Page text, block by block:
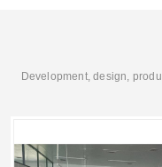
Development, design,